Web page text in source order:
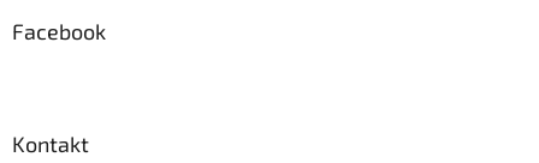
Facebook
Kontakt